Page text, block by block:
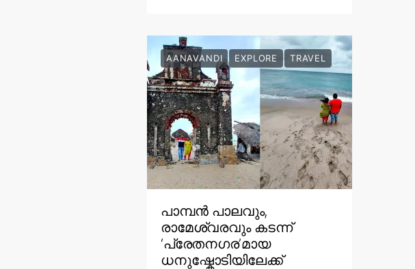
AANAVANDI EXPLORE TRAVEL
പാമ്പൻ പാലവും,
രാമേശ്വരവും കടന്ന്
‘പ്രേതനഗര’മായ
ധനുഷ്കോടിയിലേക്ക്